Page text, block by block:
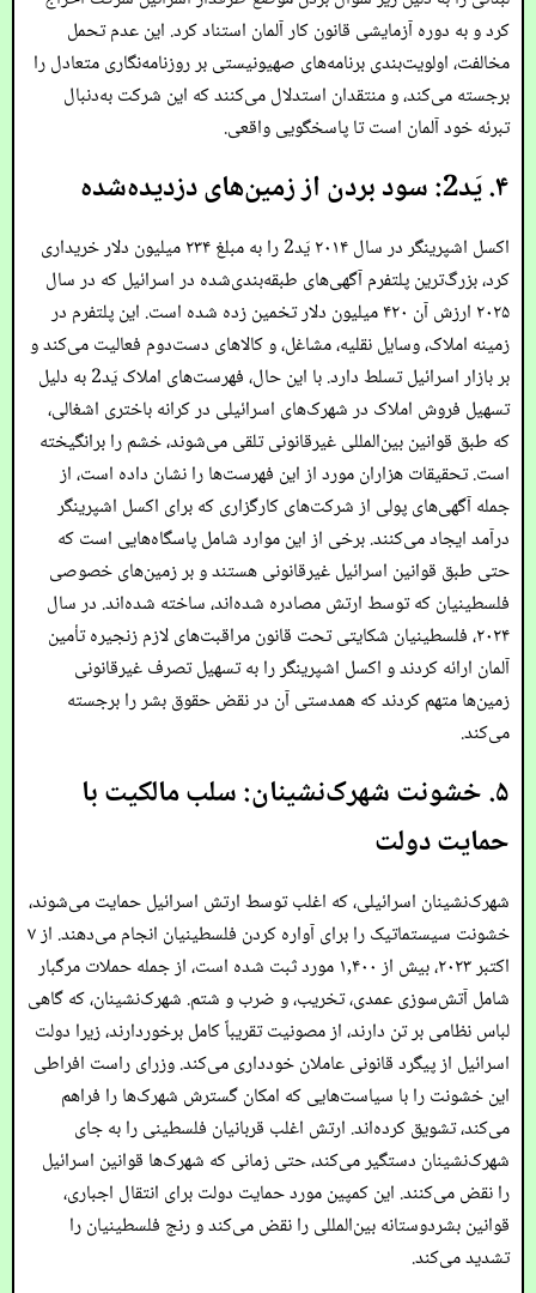
کرد و به دوره آزمایشی قانون کار آلمان استناد کرد. این عدم تحمل
مخالفت، اولویت‌بندی برنامه‌های صهیونیستی بر روزنامه‌نگاری متعادل را
برجسته می‌کند، و منتقدان استدلال می‌کنند که این شرکت به‌دنبال
تبرئه خود آلمان است تا پاسخگویی واقعی.
۴. یَد2: سود بردن از زمین‌های دزدیده‌شده
اکسل اشپرینگر در سال ۲۰۱۴ یَد2 را به مبلغ ۲۳۴ میلیون دلار خریداری
کرد، بزرگ‌ترین پلتفرم آگهی‌های طبقه‌بندی‌شده در اسرائیل که در سال
۲۰۲۵ ارزش آن ۴۲۰ میلیون دلار تخمین زده شده است. این پلتفرم در
زمینه املاک، وسایل نقلیه، مشاغل، و کالاهای دست‌دوم فعالیت می‌کند و
بر بازار اسرائیل تسلط دارد. با این حال، فهرست‌های املاک یَد2 به دلیل
تسهیل فروش املاک در شهرک‌های اسرائیلی در کرانه باختری اشغالی،
که طبق قوانین بین‌المللی غیرقانونی تلقی می‌شوند، خشم را برانگیخته
است. تحقیقات هزاران مورد از این فهرست‌ها را نشان داده است، از
جمله آگهی‌های پولی از شرکت‌های کارگزاری که برای اکسل اشپرینگر
درآمد ایجاد می‌کنند. برخی از این موارد شامل پاسگاه‌هایی است که
حتی طبق قوانین اسرائیل غیرقانونی هستند و بر زمین‌های خصوصی
فلسطینیان که توسط ارتش مصادره شده‌اند، ساخته شده‌اند. در سال
۲۰۲۴، فلسطینیان شکایتی تحت قانون مراقبت‌های لازم زنجیره تأمین
آلمان ارائه کردند و اکسل اشپرینگر را به تسهیل تصرف غیرقانونی
زمین‌ها متهم کردند که همدستی آن در نقض حقوق بشر را برجسته
می‌کند.
۵. خشونت شهرک‌نشینان: سلب مالکیت با
حمایت دولت
شهرک‌نشینان اسرائیلی، که اغلب توسط ارتش اسرائیل حمایت می‌شوند،
خشونت سیستماتیک را برای آواره کردن فلسطینیان انجام می‌دهند. از ۷
اکتبر ۲۰۲۳، بیش از ۱,۴۰۰ مورد ثبت شده است، از جمله حملات مرگبار
شامل آتش‌سوزی عمدی، تخریب، و ضرب و شتم. شهرک‌نشینان، که گاهی
لباس نظامی بر تن دارند، از مصونیت تقریباً کامل برخوردارند، زیرا دولت
اسرائیل از پیگرد قانونی عاملان خودداری می‌کند. وزرای راست افراطی
این خشونت را با سیاست‌هایی که امکان گسترش شهرک‌ها را فراهم
می‌کند، تشویق کرده‌اند. ارتش اغلب قربانیان فلسطینی را به جای
شهرک‌نشینان دستگیر می‌کند، حتی زمانی که شهرک‌ها قوانین اسرائیل
را نقض می‌کنند. این کمپین مورد حمایت دولت برای انتقال اجباری،
قوانین بشردوستانه بین‌المللی را نقض می‌کند و رنج فلسطینیان را
تشدید می‌کند.